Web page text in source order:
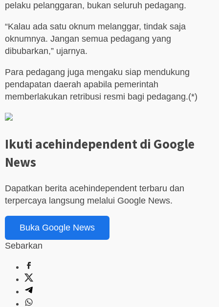
pelaku pelanggaran, bukan seluruh pedagang.
“Kalau ada satu oknum melanggar, tindak saja
oknumnya. Jangan semua pedagang yang
dibubarkan,” ujarnya.
Para pedagang juga mengaku siap mendukung
pendapatan daerah apabila pemerintah
memberlakukan retribusi resmi bagi pedagang.(*)
Ikuti acehindependent di Google
News
Dapatkan berita acehindependent terbaru dan
terpercaya langsung melalui Google News.
Buka Google News
Sebarkan